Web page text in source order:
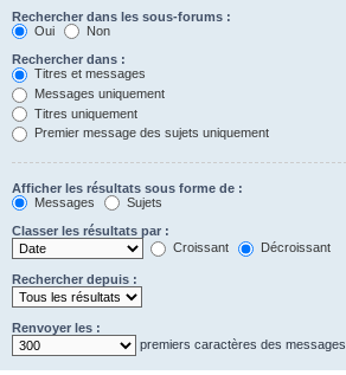
Rechercher dans les sous-forums :
Oui
Non
Rechercher dans :
Titres et messages
Messages uniquement
Titres uniquement
Premier message des sujets uniquement
Afficher les résultats sous forme de :
Messages
Sujets
Classer les résultats par :
Croissant
Décroissant
Rechercher depuis :
Renvoyer les :
premiers caractères des messages